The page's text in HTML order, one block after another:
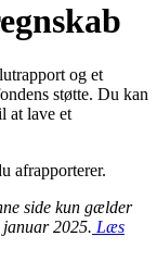
og et
støtte. Du kan
at lave et
afrapporterer.
side kun gælder
2025. Læs